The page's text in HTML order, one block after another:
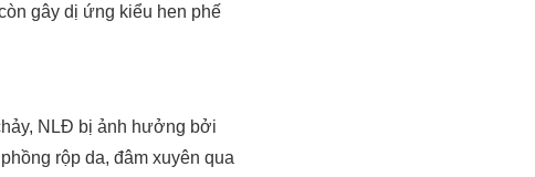
gây dị ứng kiểu hen phế
NLĐ bị ảnh hưởng bởi
rộp da, đâm xuyên qua